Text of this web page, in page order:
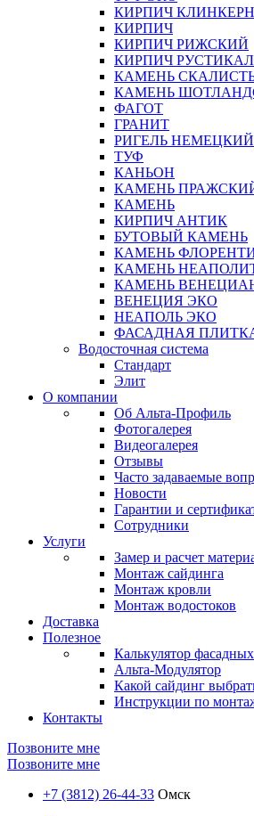
КИРПИЧ
КИРПИЧ
КИРПИЧ РИЖСКИЙ
КИРПИЧ
КАМЕНЬ
КАМЕНЬ
ФАГОТ
ГРАНИТ
РИГЕЛЬ НЕМЕЦКИЙ
ТУФ
КАНЬОН
КАМЕНЬ
КАМЕНЬ
КИРПИЧ АНТИК
БУТОВЫЙ КАМЕНЬ
КАМЕНЬ
КАМЕНЬ
КАМЕНЬ
ВЕНЕЦИЯ ЭКО
НЕАПОЛЬ ЭКО
ФАСАДНАЯ
Водосточная система
Стандарт
Элит
О компании
Об Альта-Профиль
Фотогалерея
Видеогалерея
Отзывы
Часто задаваемые
Новости
Гарантии и
Сотрудники
Услуги
Замер и расчет
Монтаж сайдинга
Монтаж кровли
Монтаж водостоков
Доставка
Полезное
Калькулятор
Альта-Модулятор
Какой сайдинг
Инструкции по
Контакты
Позвоните мне
Позвоните мне
+7 (3812) 26-44-33 Омск